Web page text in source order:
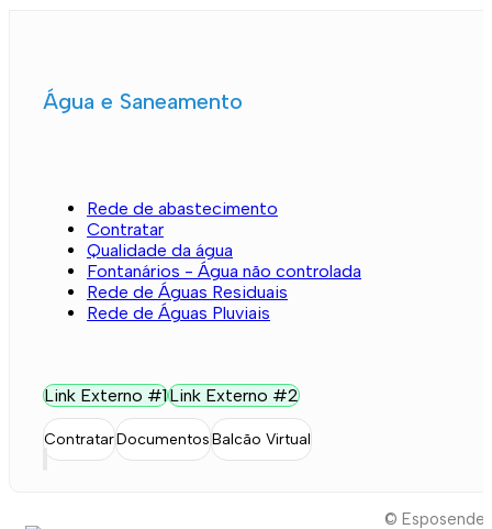
Água e Saneamento
Rede de abastecimento
Contratar
Qualidade da água
Fontanários - Água não controlada
Rede de Águas Residuais
Rede de Águas Pluviais
Link Externo #1Link Externo #2
ContratarDocumentosBalcão Virtual
© Esposende